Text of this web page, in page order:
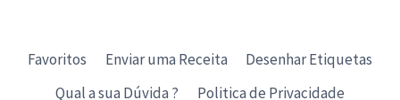
Favoritos Enviar uma Receita
Desenhar Etiquetas
Qual a sua Dúvida ?
Politica de Privacidade